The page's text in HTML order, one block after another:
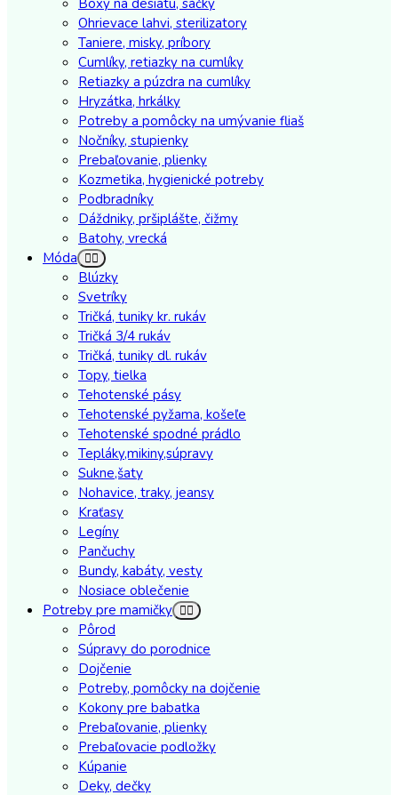
Ohrievace lahvi, sterilizatory
Taniere, misky, príbory
Cumlíky, retiazky na cumlíky
Retiazky a púzdra na cumlíky
Hryzátka, hrkálky
Potreby a pomôcky na umývanie fliaš
Nočníky, stupienky
Prebaľovanie, plienky
Kozmetika, hygienické potreby
Podbradníky
Dáždniky, pršiplášte, čižmy
Batohy, vrecká
Móda
Blúzky
Svetríky
Tričká, tuniky kr. rukáv
Tričká 3/4 rukáv
Tričká, tuniky dl. rukáv
Topy, tielka
Tehotenské pásy
Tehotenské pyžama, košeľe
Tehotenské spodné prádlo
Tepláky,mikiny,súpravy
Sukne,šaty
Nohavice, traky, jeansy
Kraťasy
Legíny
Pančuchy
Bundy, kabáty, vesty
Nosiace oblečenie
Potreby pre mamičky
Pôrod
Súpravy do porodnice
Dojčenie
Potreby, pomôcky na dojčenie
Kokony pre babatka
Prebaľovanie, plienky
Prebaľovacie podložky
Kúpanie
Deky, dečky